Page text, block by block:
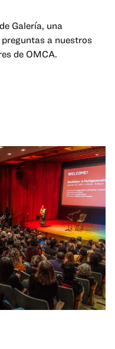
Galería, una
a nuestros
de OMCA.